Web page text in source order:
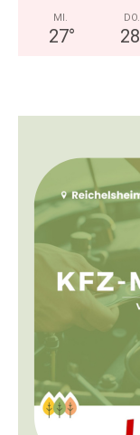
MI.
27°
DO.
28